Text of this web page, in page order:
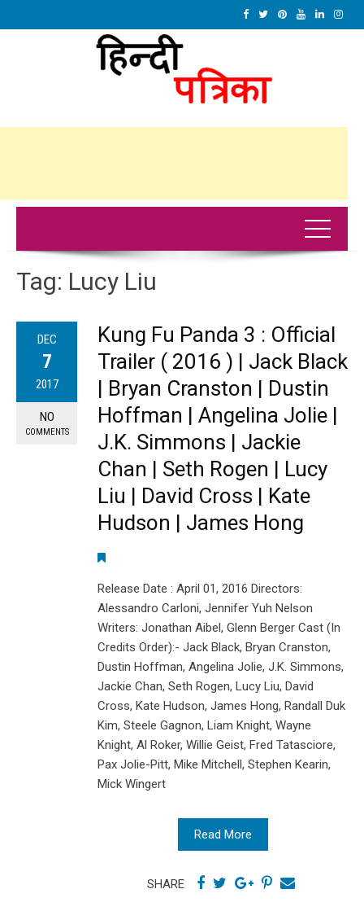
Tag: Lucy Liu
DEC
7
2017
NO
COMMENTS
Kung Fu Panda 3 : Official
Trailer ( 2016 ) | Jack Black
| Bryan Cranston | Dustin
Hoffman | Angelina Jolie |
J.K. Simmons | Jackie
Chan | Seth Rogen | Lucy
Liu | David Cross | Kate
Hudson | James Hong
Release Date : April 01, 2016 Directors:
Alessandro Carloni, Jennifer Yuh Nelson
Writers: Jonathan Aibel, Glenn Berger Cast (In
Credits Order):- Jack Black, Bryan Cranston,
Dustin Hoffman, Angelina Jolie, J.K. Simmons,
Jackie Chan, Seth Rogen, Lucy Liu, David
Cross, Kate Hudson, James Hong, Randall Duk
Kim, Steele Gagnon, Liam Knight, Wayne
Knight, Al Roker, Willie Geist, Fred Tatasciore,
Pax Jolie-Pitt, Mike Mitchell, Stephen Kearin,
Mick Wingert
Read More
SHARE